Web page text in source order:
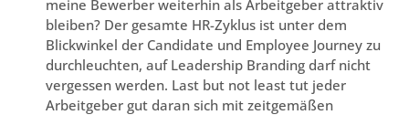
meine Bewerber weiterhin als Arbeitgeber attraktiv
bleiben? Der gesamte HR-Zyklus ist unter dem
Blickwinkel der Candidate und Employee Journey zu
durchleuchten, auf Leadership Branding darf nicht
vergessen werden. Last but not least tut jeder
Arbeitgeber gut daran sich mit zeitgemäßen